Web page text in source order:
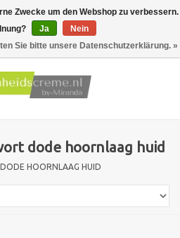
dode hoornlaag huid
DODE HOORNLAAG HUID
Zwecke um den Webshop zu verbessern.
Ja
Nein
Sie bitte unsere Datenschutzerklärung. »